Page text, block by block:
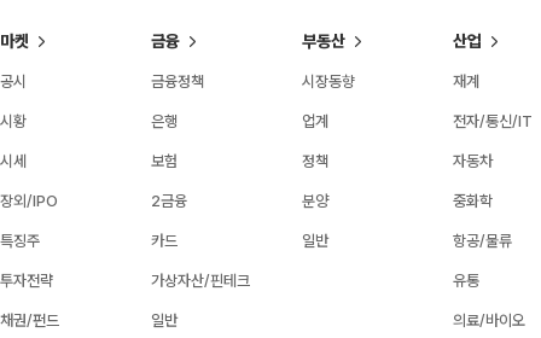
마켓
공시
시황
시세
장외/IPO
특징주
투자전략
채권/펀드
금융
금융정책
은행
보험
2금융
카드
가상자산/핀테크
일반
부동산
시장동향
업계
정책
분양
일반
산업
재계
전자/통신/IT
자동차
중화학
항공/물류
유통
의료/바이오